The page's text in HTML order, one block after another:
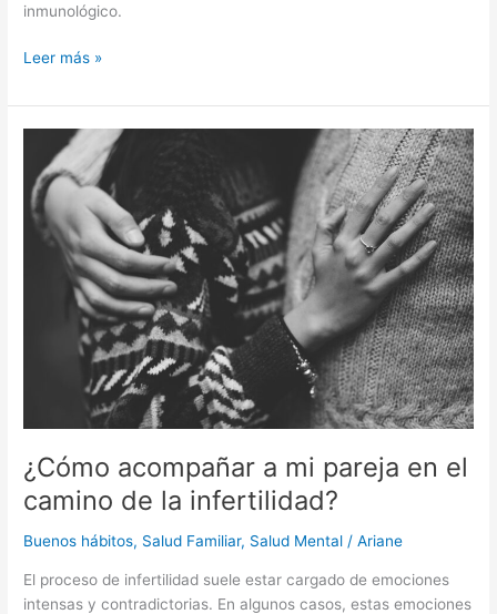
inmunológico.
Leer más »
¿Cómo acompañar a mi pareja en el
camino de la infertilidad?
Buenos hábitos, Salud Familiar, Salud Mental /Ariane
El proceso de infertilidad suele estar cargado de emociones
intensas y contradictorias. En algunos casos, estas emociones
¿Cómo
acompañar
a
mi
pareja
infertilidad?